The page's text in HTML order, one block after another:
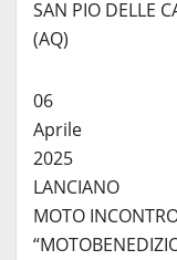
SAN PIO DELLE
(AQ)
06
Aprile
2025
LANCIANO
MOTO